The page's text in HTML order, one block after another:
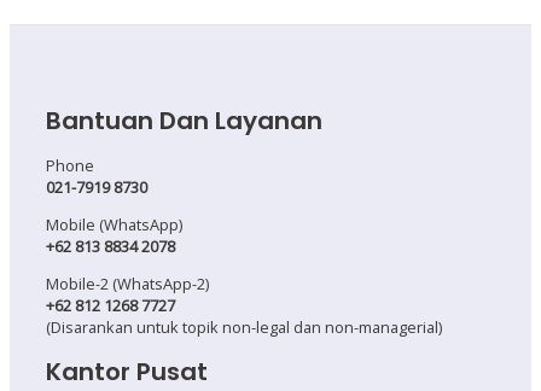
Bantuan Dan Layanan
Phone
021-7919 8730
Mobile (WhatsApp)
+62 813 8834 2078
Mobile-2 (WhatsApp-2)
+62 812 1268 7727
(Disarankan untuk topik non-legal dan non-managerial)
Kantor Pusat